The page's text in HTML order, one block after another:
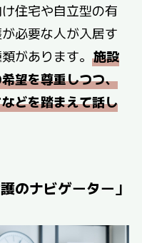
住宅や自立型の有
必要な人が入居す
があります。 施設
望を尊重しつつ、
どを踏まえて話し
のナビゲーター」